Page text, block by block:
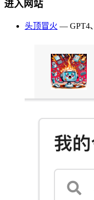
进入网站
头顶冒火 — GPT4